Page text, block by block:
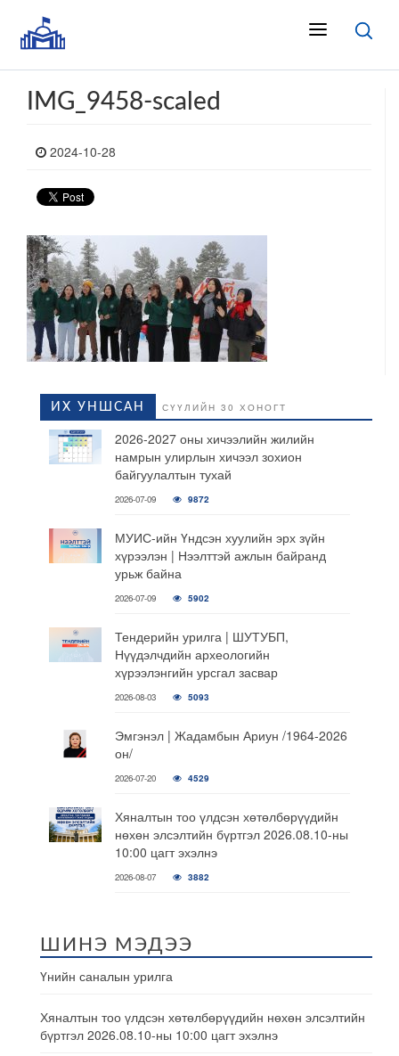
IMG_9458-scaled
2024-10-28
ИХ УНШСАН СҮҮЛИЙН 30 ХОНОГТ
2026-2027 оны хичээлийн жилийн
намрын улирлын хичээл зохион
байгуулалтын тухай
2026-07-09 9872
МУИС-ийн Үндсэн хуулийн эрх зүйн
хүрээлэн | Нээлттэй ажлын байранд
урьж байна
2026-07-09 5902
Тендерийн урилга | ШУТУБП,
Нүүдэлчдийн археологийн
хүрээлэнгийн урсгал засвар
2026-08-03 5093
Эмгэнэл | Жадамбын Ариун /1964-2026
он/
2026-07-20 4529
Хяналтын тоо үлдсэн хөтөлбөрүүдийн
нөхөн элсэлтийн бүртгэл 2026.08.10-ны
10:00 цагт эхэлнэ
2026-08-07 3882
ШИНЭ МЭДЭЭ
Үнийн саналын урилга
Хяналтын тоо үлдсэн хөтөлбөрүүдийн нөхөн элсэлтийн
бүртгэл 2026.08.10-ны 10:00 цагт эхэлнэ